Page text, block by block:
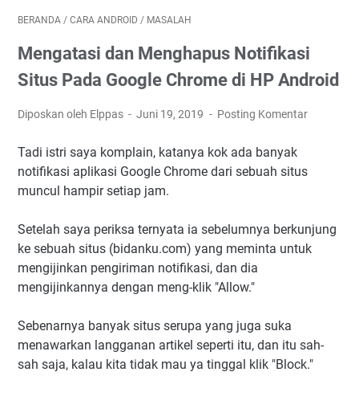
BERANDA / CARA ANDROID / MASALAH
Mengatasi dan Menghapus Notifikasi
Situs Pada Google Chrome di HP Android
Diposkan oleh Elppas Juni 19, 2019 Posting Komentar
Tadi istri saya komplain, katanya kok ada banyak
notifikasi aplikasi Google Chrome dari sebuah situs
muncul hampir setiap jam.
Setelah saya periksa ternyata ia sebelumnya berkunjung
ke sebuah situs (bidanku.com) yang meminta untuk
mengijinkan pengiriman notifikasi, dan dia
mengijinkannya dengan meng-klik "Allow."
Sebenarnya banyak situs serupa yang juga suka
menawarkan langganan artikel seperti itu, dan itu sah-
sah saja, kalau kita tidak mau ya tinggal klik "Block."